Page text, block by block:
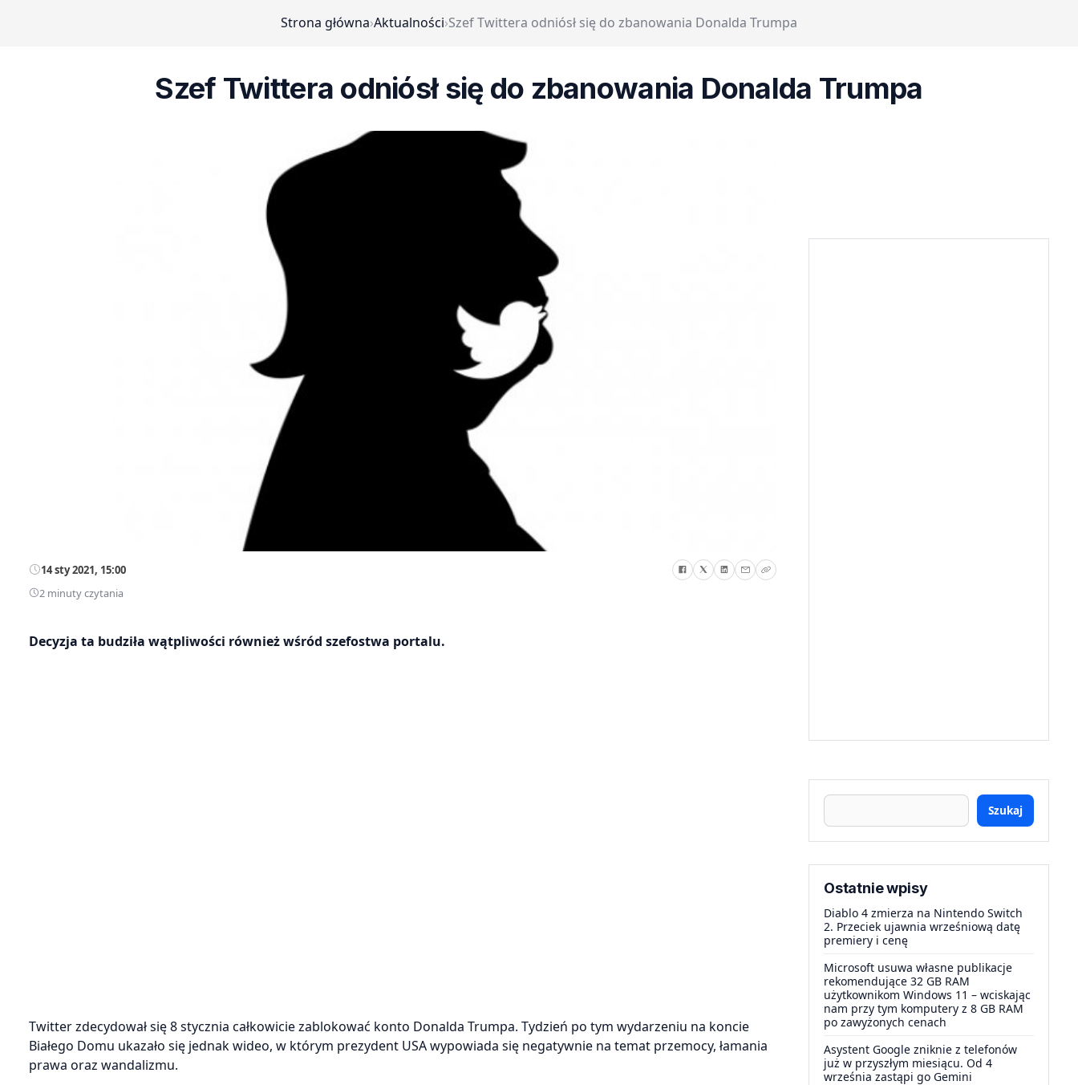
Strona główna›Aktualności›Szef Twittera odniósł się do zbanowania Donalda Trumpa
Szef Twittera odniósł się do zbanowania Donalda Trumpa
14 sty 2021, 15:00
2 minuty czytania
Decyzja ta budziła wątpliwości również wśród szefostwa portalu.
Twitter zdecydował się 8 stycznia całkowicie zablokować konto Donalda Trumpa. Tydzień po tym wydarzeniu na koncie
Białego Domu ukazało się jednak wideo, w którym prezydent USA wypowiada się negatywnie na temat przemocy, łamania
prawa oraz wandalizmu.
Szukaj
Ostatnie wpisy
Diablo 4 zmierza na Nintendo Switch
2. Przeciek ujawnia wrześniową datę
premiery i cenę
Microsoft usuwa własne publikacje
rekomendujące 32 GB RAM
użytkownikom Windows 11 – wciskając
nam przy tym komputery z 8 GB RAM
po zawyżonych cenach
Asystent Google zniknie z telefonów
już w przyszłym miesiącu. Od 4
września zastąpi go Gemini